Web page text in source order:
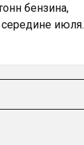
бензина,
июля.